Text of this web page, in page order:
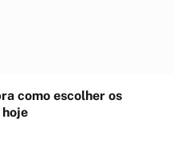
como escolher os